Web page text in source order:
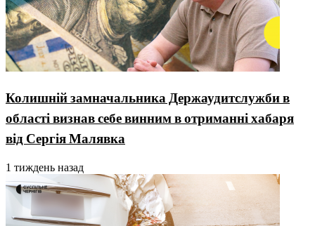
Колишній замначальника Держаудитслужби в
області визнав себе винним в отриманні хабаря
від Сергія Малявка
1 тиждень назад